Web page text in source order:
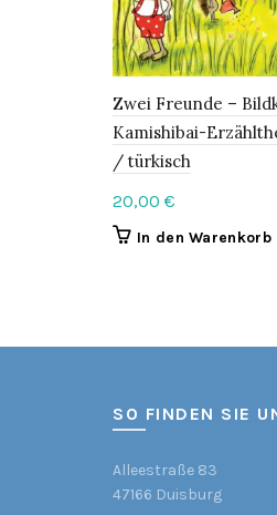
Zwei Freunde –
Kamishibai-
/ türkisch
20,00 €
In den Warenkorb
SO FINDEN SIE
Alleestraße 83
47166 Duisburg